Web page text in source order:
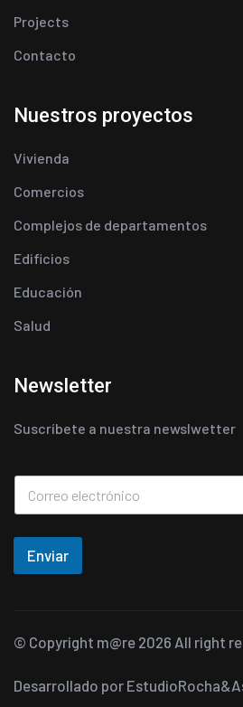
Projects
Contacto
Nuestros proyectos
Vivienda
Comercios
Complejos de departamentos
Edificios
Educación
Salud
Newsletter
Suscríbete a nuestra newslwetter
Enviar
© Copyright m@re 2026 All right
Desarrollado por